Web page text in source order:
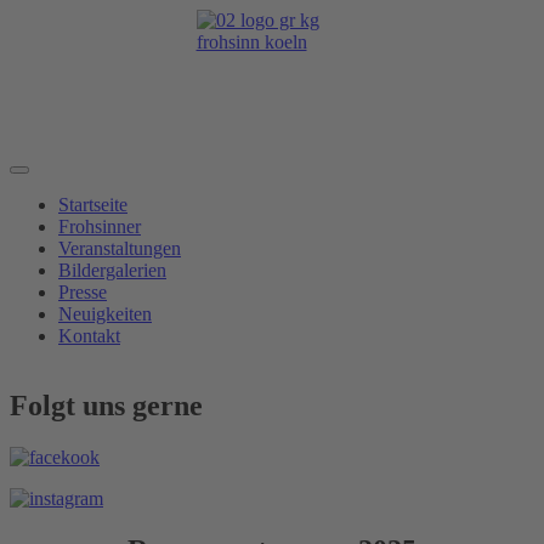
Startseite
Frohsinner
Veranstaltungen
Bildergalerien
Presse
Neuigkeiten
Kontakt
Folgt uns gerne